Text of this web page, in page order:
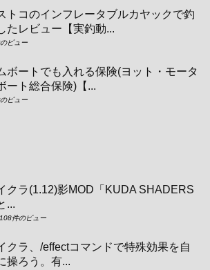
トコのインフレータブルカヤックで釣
たレビュー【実釣動...
ビュー
ボートでも入れる保険(ヨット・モータ
ート総合保険)【...
ビュー
クラ(1.12)影MOD「KUDA SHADERS
...
件のビュー
クラ、/effectコマンドで特殊効果を自
操ろう。有...